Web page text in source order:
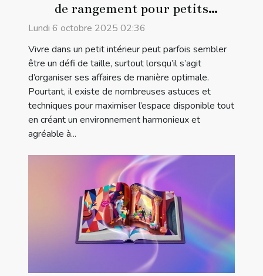
de rangement pour petits
intérieurs
Lundi 6 octobre 2025 02:36
Vivre dans un petit intérieur peut parfois sembler
être un défi de taille, surtout lorsqu’il s’agit
d’organiser ses affaires de manière optimale.
Pourtant, il existe de nombreuses astuces et
techniques pour maximiser l’espace disponible tout
en créant un environnement harmonieux et
agréable à...